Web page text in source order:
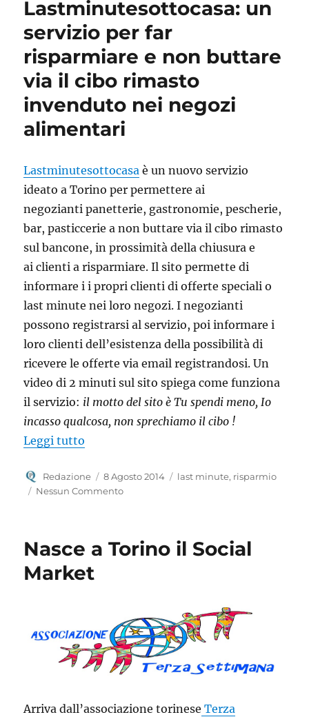
Lastminutesottocasa: un
servizio per far
risparmiare e non buttare
via il cibo rimasto
invenduto nei negozi
alimentari
Lastminutesottocasa è un nuovo servizio
ideato a Torino per permettere ai
negozianti panetterie, gastronomie, pescherie,
bar, pasticcerie a non buttare via il cibo rimasto
sul bancone, in prossimità della chiusura e
ai clienti a risparmiare. Il sito permette di
informare i i propri clienti di offerte speciali o
last minute nei loro negozi. I negozianti
possono registrarsi al servizio, poi informare i
loro clienti dell’esistenza della possibilità di
ricevere le offerte via email registrandosi. Un
video di 2 minuti sul sito spiega come funziona
il servizio: il motto del sito è Tu spendi meno, Io
incasso qualcosa, non sprechiamo il cibo !
Leggi tutto
Autore
Redazione
Pubblicato
il
8 Agosto 2014 Tag
last minute, risparmio
Nessun Commento
Nasce a Torino il Social
Market
Arriva dall’associazione torinese Terza